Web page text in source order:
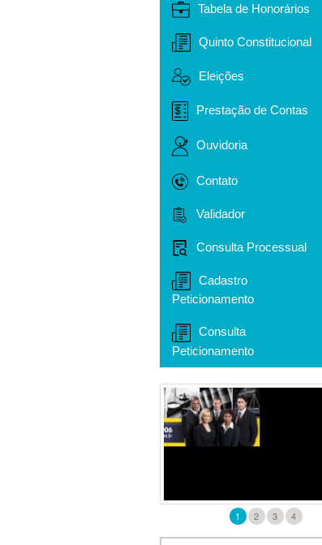
Tabela de Honorários
Quinto Constitucional
Eleições
Prestação de Contas
Ouvidoria
Contato
Validador
Consulta Processual
Cadastro
Peticionamento
Consulta
Peticionamento
1 2 3 4